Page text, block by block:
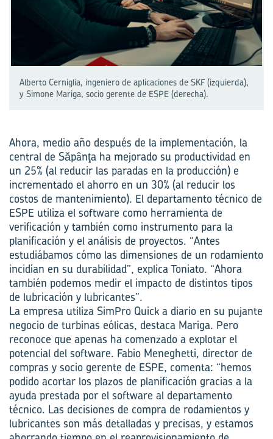
Alberto Cerniglia, ingeniero de aplicaciones de SKF (izquierda),
y Simone Mariga, socio gerente de ESPE (derecha).
Ahora, medio año después de la implementación, la
central de Săpânţa ha mejorado su productividad en
un 25% (al reducir las paradas en la producción) e
incrementado el ahorro en un 30% (al reducir los
costos de mantenimiento). El departamento técnico de
ESPE utiliza el software como herramienta de
verificación y también como instrumento para la
planificación y el análisis de proyectos. “Antes
estudiábamos cómo las dimensiones de un rodamiento
incidían en su durabilidad”, explica Toniato. “Ahora
también podemos medir el impacto de distintos tipos
de lubricación y lubricantes”.
La empresa utiliza SimPro Quick a diario en su pujante
negocio de turbinas eólicas, destaca Mariga. Pero
reconoce que apenas ha comenzado a explotar el
potencial del software. Fabio Meneghetti, director de
compras y socio gerente de ESPE, comenta: “hemos
podido acortar los plazos de planificación gracias a la
ayuda prestada por el software al departamento
técnico. Las decisiones de compra de rodamientos y
lubricantes son más detalladas y precisas, y estamos